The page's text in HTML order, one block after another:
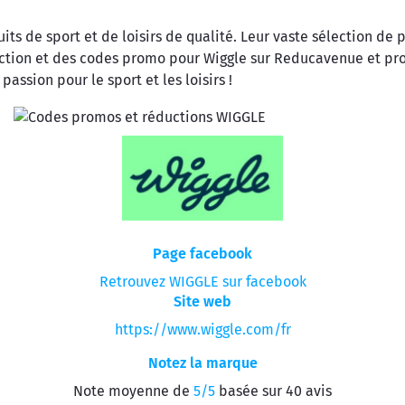
de sport et de loisirs de qualité. Leur vaste sélection
et des codes promo pour Wiggle sur Reducavenue et
pour le sport et les loisirs !
Page facebook
Retrouvez WIGGLE sur facebook
Site web
https://www.wiggle.com/fr
Notez la marque
Note moyenne de 5/5 basée sur 40 avis